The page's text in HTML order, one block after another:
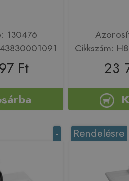
130476
Ft
Cikkszám:
23
- Rendelésre